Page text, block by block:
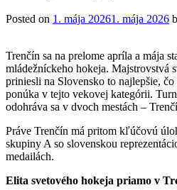
Posted on 1. mája 20261. mája 2026
Trenčín sa na prelome apríla a mája
mládežníckeho hokeja. Majstrovstvá
priniesli na Slovensko to najlepšie,
ponúka v tejto vekovej kategórii.
odohráva sa v dvoch mestách –
Práve Trenčín má pritom kľúčovú
skupiny A so slovenskou
medailách.
Elita svetového hokeja priamo v